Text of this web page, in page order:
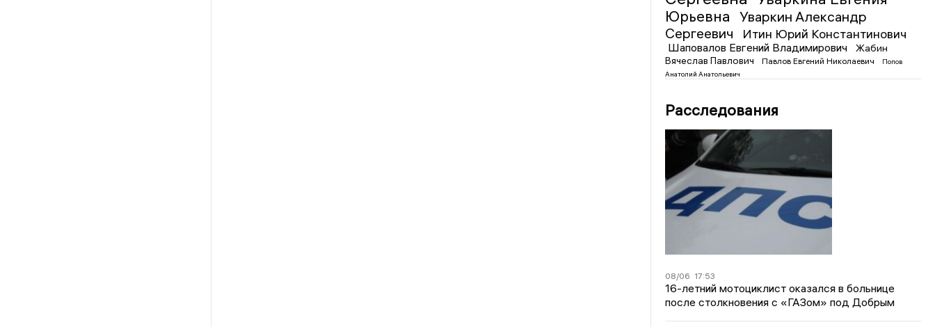
Юрьевна
Уваркин Александр
Сергеевич
Итин Юрий Константинович
Шаповалов Евгений Владимирович
Жабин
Вячеслав Павлович
Павлов Евгений Николаевич
Попов
Анатолий Анатольевич
Расследования
08/06 17:53
16-летний мотоциклист оказался в больнице
после столкновения с «ГАЗом» под Добрым